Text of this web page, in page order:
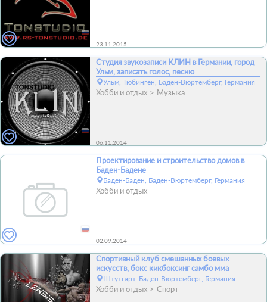
23.11.2015
Студия звукозаписи КЛИН в Германии, город
Ульм, записать голос, песню
Ульм, Тюбинген, Баден-Вюртемберг, Германия
Хобби и отдых Музыка
06.11.2014
Проектирование и строительство домов в
Баден-Бадене
Баден-Баден, Баден-Вюртемберг, Германия
Хобби и отдых
02.09.2014
Спортивный клуб смешанных боевых
искусств, бокс кикбоксинг самбо мма
Штутгарт, Баден-Вюртемберг, Германия
Хобби и отдых Спорт